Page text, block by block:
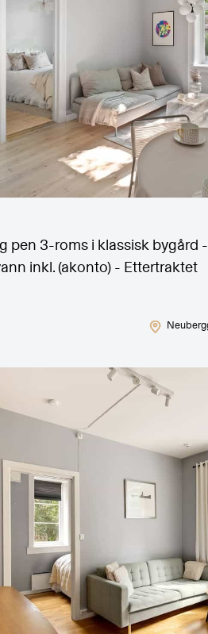
pen 3-roms i klassisk bygård
inkl. (akonto) - Ettertraktet